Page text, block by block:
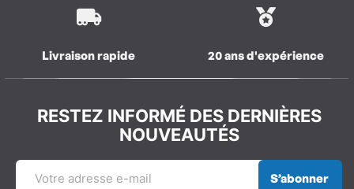
Livraison rapide 20 ans d'expérience
RESTEZ INFORMÉ DES DERNIÈRES
NOUVEAUTÉS
S’abonner